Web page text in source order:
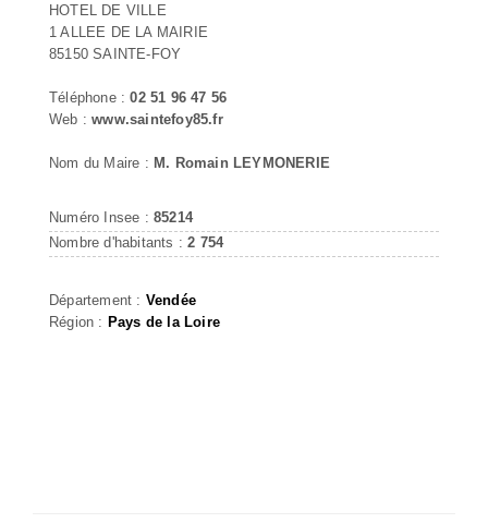
HOTEL DE VILLE
1 ALLEE DE LA MAIRIE
85150 SAINTE-FOY
Téléphone :02 51 96 47 56
Web :www.saintefoy85.fr
Nom du Maire : M. Romain LEYMONERIE
Numéro Insee : 85214
Nombre d'habitants :2 754
Département : Vendée
Région : Pays de la Loire